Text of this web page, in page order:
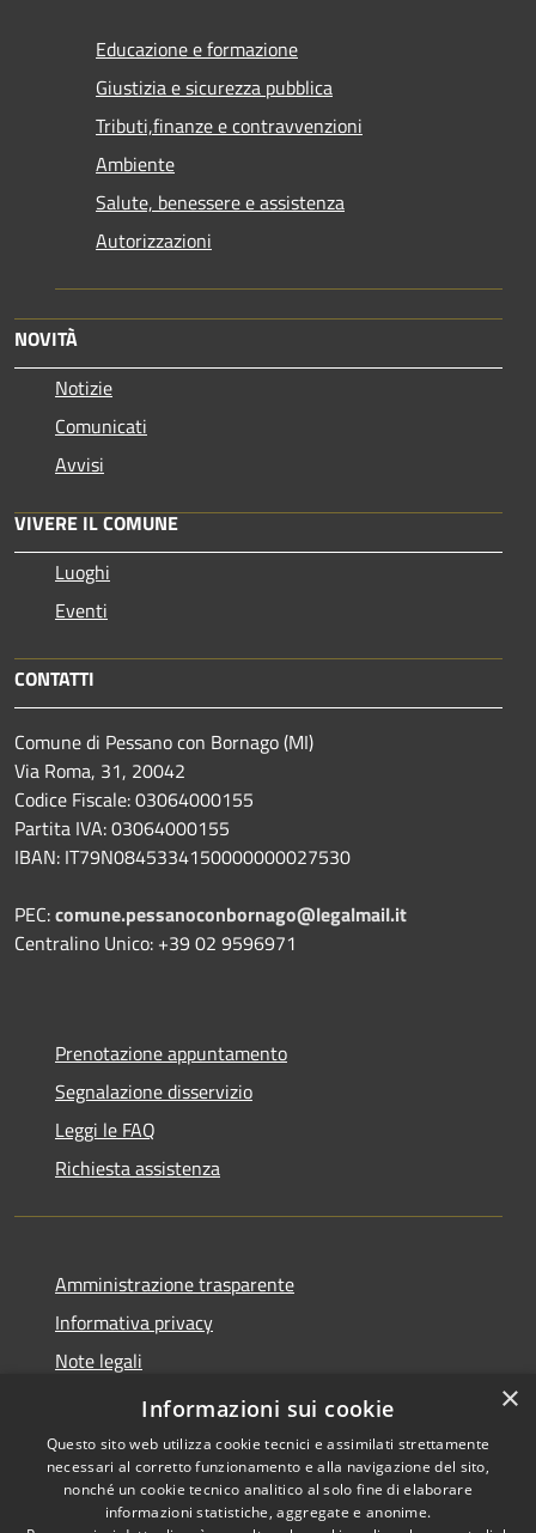
Educazione e formazione
Giustizia e sicurezza pubblica
Tributi,finanze e contravvenzioni
Ambiente
Salute, benessere e assistenza
Autorizzazioni
NOVITÀ
Notizie
Comunicati
Avvisi
VIVERE IL COMUNE
Luoghi
Eventi
CONTATTI
Comune di Pessano con Bornago (MI)
Via Roma, 31, 20042
Codice Fiscale: 03064000155
Partita IVA: 03064000155
IBAN: IT79N0845334150000000027530
PEC:comune.pessanoconbornago@legalmail.it
Centralino Unico: +39 02 9596971
Prenotazione appuntamento
Segnalazione disservizio
Leggi le FAQ
Richiesta assistenza
Amministrazione trasparente
Informativa privacy
Note legali
Dichiarazione di accessibilità
Copyright © 2026 • Comune di
×
Informazioni sui cookie
Questo sito web utilizza cookie tecnici e assimilati strettamente
necessari al corretto funzionamento e alla navigazione del sito,
nonché un cookie tecnico analitico al solo fine di elaborare
informazioni statistiche, aggregate e anonime.